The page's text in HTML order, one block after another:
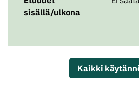
sisällä/ulkona
Kaikki